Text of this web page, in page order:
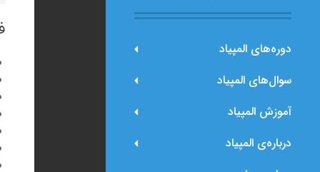
دوره‌های المپیاد
سوال‌های المپیاد
آموزش المپیاد
درباره‌ی المپیاد